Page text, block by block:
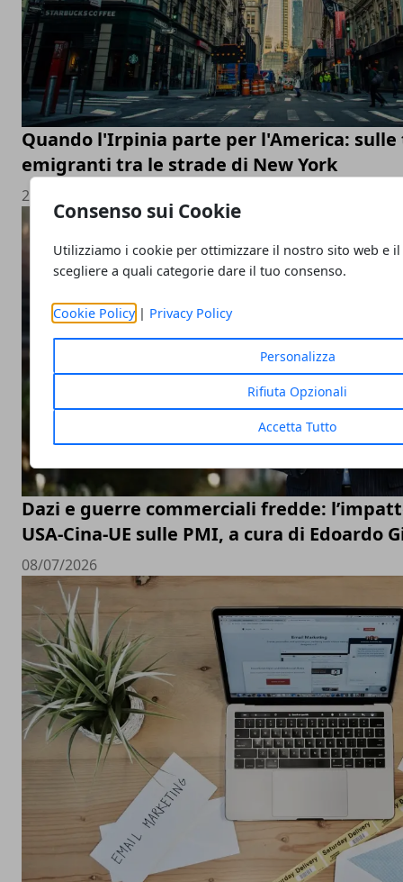
Consenso sui Cookie
Utilizziamo i cookie per ottimizzare il nostro sito web e
scegliere a quali categorie dare il tuo consenso.
Cookie Policy | Privacy Policy
Personalizza
Rifiuta Opzionali
Accetta Tutto
Quando l'Irpinia parte per l'America: sulle
emigranti tra le strade di New York
22/07/2026
Dazi e guerre commerciali fredde:
USA-Cina-UE sulle PMI, a cura di Edoardo
08/07/2026